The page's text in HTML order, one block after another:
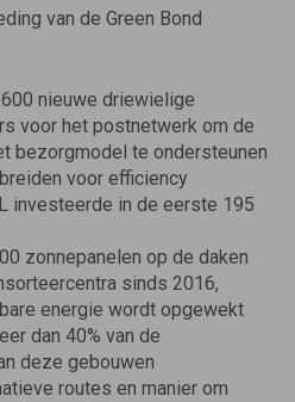
van de Green Bond
nieuwe driewielige
voor het postnetwerk om de
bezorgmodel te ondersteunen
voor efficiency
investeerde in de eerste 195
zonnepanelen op de daken
sinds 2016,
energie wordt opgewekt
dan 40% van de
deze gebouwen
routes en manier om